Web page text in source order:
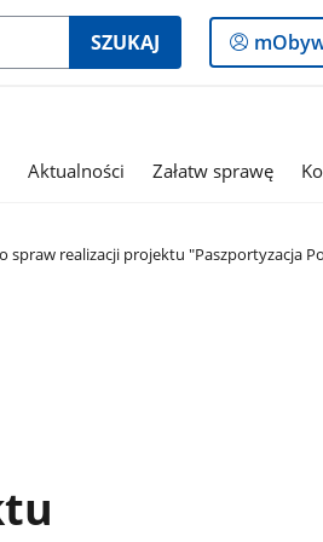
SZUKAJ
do
Aktualności Załatw sprawę
spraw realizacji projektu "Paszportyzacja